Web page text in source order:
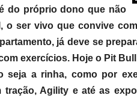
do próprio dono que não
o ser vivo que convive
já deve se
exercícios. Hoje o Pit
seja a rinha, como por
Agility e até as